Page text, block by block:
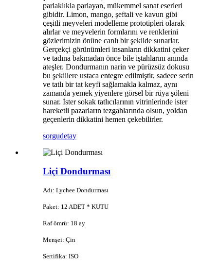
parlaklıkla parlayan, mükemmel sanat eserleri
gibidir. Limon, mango, şeftali ve kavun gibi
çeşitli meyveleri modelleme prototipleri olarak
alırlar ve meyvelerin formlarını ve renklerini
gözlerimizin önüne canlı bir şekilde sunarlar.
Gerçekçi görünümleri insanların dikkatini çeker
ve tadına bakmadan önce bile iştahlarını anında
ateşler. Dondurmanın narin ve pürüzsüz dokusu
bu şekillere ustaca entegre edilmiştir, sadece serin
ve tatlı bir tat keyfi sağlamakla kalmaz, aynı
zamanda yemek yiyenlere görsel bir rüya şöleni
sunar. İster sokak tatlıcılarının vitrinlerinde ister
hareketli pazarların tezgahlarında olsun, yoldan
geçenlerin dikkatini hemen çekebilirler.
sorgudetay
Liçi Dondurması
Adı: Lychee Dondurması
Paket: 12 ADET * KUTU
Raf ömrü: 18 ay
Menşei: Çin
Sertifika: ISO